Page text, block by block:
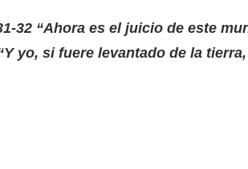
32 “Ahora es el juicio de este
yo, si fuere levantado de la